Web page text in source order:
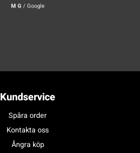
M G / Google
Kundservice
Spåra order
Kontakta oss
Ångra köp